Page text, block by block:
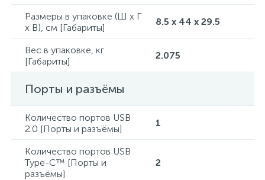
Размеры в упаковке (Ш x Г
x В), см [Габариты]
8.5 x 44 x 29.5
Вес в упаковке, кг
[Габариты]
2.075
Порты и разъёмы
Количество портов USB
2.0 [Порты и разъёмы]
1
Количество портов USB
Type-C™ [Порты и
разъёмы]
2